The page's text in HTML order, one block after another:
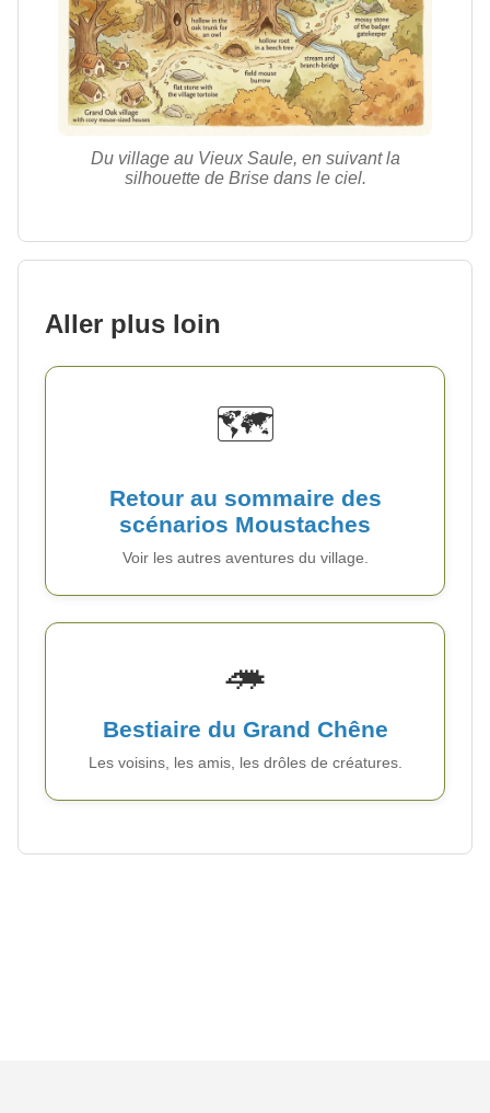
Du village au Vieux Saule, en suivant la
silhouette de Brise dans le ciel.
Aller plus loin
🗺️
Retour au sommaire des
scénarios Moustaches
Voir les autres aventures du village.
🦔
Bestiaire du Grand Chêne
Les voisins, les amis, les drôles de créatures.